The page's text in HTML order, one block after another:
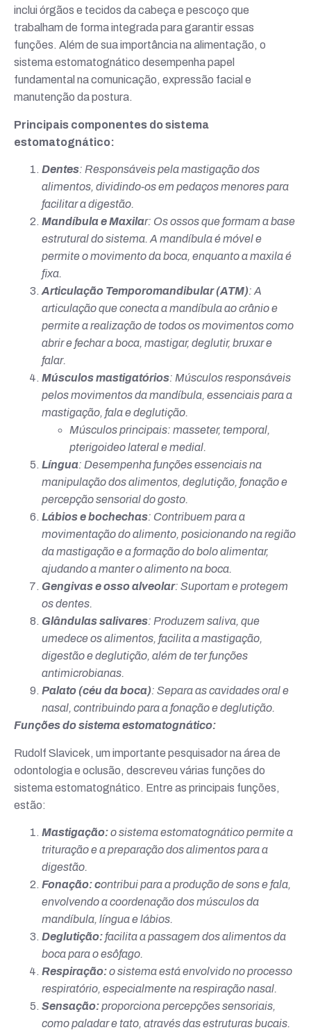
inclui órgãos e tecidos da cabeça e pescoço que
trabalham de forma integrada para garantir essas
funções. Além de sua importância na alimentação, o
sistema estomatognático desempenha papel
fundamental na comunicação, expressão facial e
manutenção da postura.
Principais componentes do sistema
estomatognático:
Dentes: Responsáveis pela mastigação dos
alimentos, dividindo-os em pedaços menores para
facilitar a digestão.
Mandíbula e Maxilar: Os ossos que formam a base
estrutural do sistema. A mandíbula é móvel e
permite o movimento da boca, enquanto a maxila é
fixa.
Articulação Temporomandibular (ATM): A
articulação que conecta a mandíbula ao crânio e
permite a realização de todos os movimentos como
abrir e fechar a boca, mastigar, deglutir, bruxar e
falar.
Músculos mastigatórios: Músculos responsáveis
pelos movimentos da mandíbula, essenciais para a
mastigação, fala e deglutição.
Músculos principais: masseter, temporal,
pterigoideo lateral e medial.
Língua: Desempenha funções essenciais na
manipulação dos alimentos, deglutição, fonação e
percepção sensorial do gosto.
Lábios e bochechas: Contribuem para a
movimentação do alimento, posicionando na região
da mastigação e a formação do bolo alimentar,
ajudando a manter o alimento na boca.
Gengivas e osso alveolar: Suportam e protegem
os dentes.
Glândulas salivares: Produzem saliva, que
umedece os alimentos, facilita a mastigação,
digestão e deglutição, além de ter funções
antimicrobianas.
Palato (céu da boca): Separa as cavidades oral e
nasal, contribuindo para a fonação e deglutição.
Funções do sistema estomatognático:
Rudolf Slavicek, um importante pesquisador na área de
odontologia e oclusão, descreveu várias funções do
sistema estomatognático. Entre as principais funções,
estão:
Mastigação:o sistema estomatognático permite a
trituração e a preparação dos alimentos para a
digestão.
Fonação: contribui para a produção de sons e fala,
envolvendo a coordenação dos músculos da
mandíbula, língua e lábios.
Deglutição: facilita a passagem dos alimentos da
boca para o esôfago.
Respiração:o sistema está envolvido no processo
respiratório, especialmente na respiração nasal.
Sensação:proporciona percepções sensoriais,
como paladar e tato, através das estruturas bucais.